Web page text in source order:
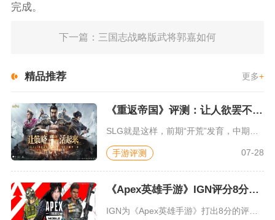
完成。
下一篇：三国志战略版武将郭嘉如何
精品推荐 更多+
《重返帝国》评测：让人欲罢不能的新一代策略游戏
SLG就是这样，前期“开荒”发育，中期同盟混战抢地盘，后期争...
手游评测 07-28
《Apex英雄手游》IGN评分8分：对游戏未来抱有期待
IGN为《Apex英雄手游》打出8分的评价，测评者认为，《A...